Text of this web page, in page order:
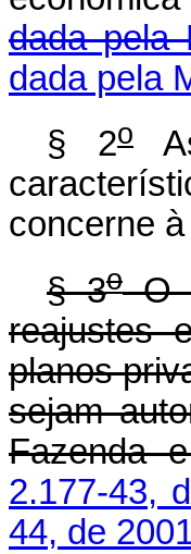
dada pela
dada pela
§ 2o
concerne
§ 3oO
reajustes
planos
sejam
Fazenda
2.177-43,
44, de